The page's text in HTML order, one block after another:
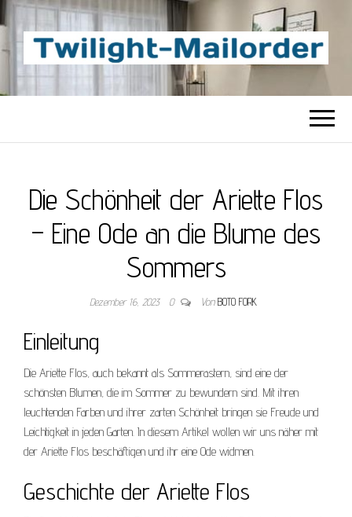
TWILIGHT-
MAILORDER
Beste Content-Sharing-Site
Die Schönheit der Ariette Flos
– Eine Ode an die Blume des
Sommers
Dezember 16, 2023 0 Von BOTO FORK
Einleitung
Die Ariette Flos, auch bekannt als Sommerastern, sind eine der
schönsten Blumen, die im Sommer zu bewundern sind. Mit ihren
leuchtenden Farben und ihrer zarten Schönheit bringen sie Freude und
Leichtigkeit in jeden Garten. In diesem Artikel wollen wir uns näher mit
der Ariette Flos beschäftigen und ihr eine Ode widmen.
Geschichte der Ariette Flos